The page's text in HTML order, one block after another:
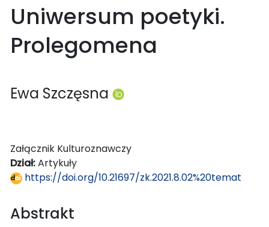
Uniwersum poetyki.
Prolegomena
Ewa Szczęsna
Załącznik Kulturoznawczy
Dział:Artykuły
https://doi.org/10.21697/zk.2021.8.02%20temat
Abstrakt